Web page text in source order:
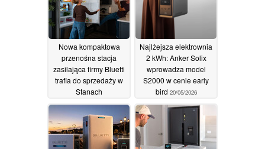
Nowa kompaktowa
przenośna stacja
zasilająca firmy Bluetti
trafia do sprzedaży w
Stanach
Zjednoczonych
17/06/2026
Najlżejsza elektrownia
2 kWh: Anker Solix
wprowadza model
S2000 w cenie early
bird 20/05/2026